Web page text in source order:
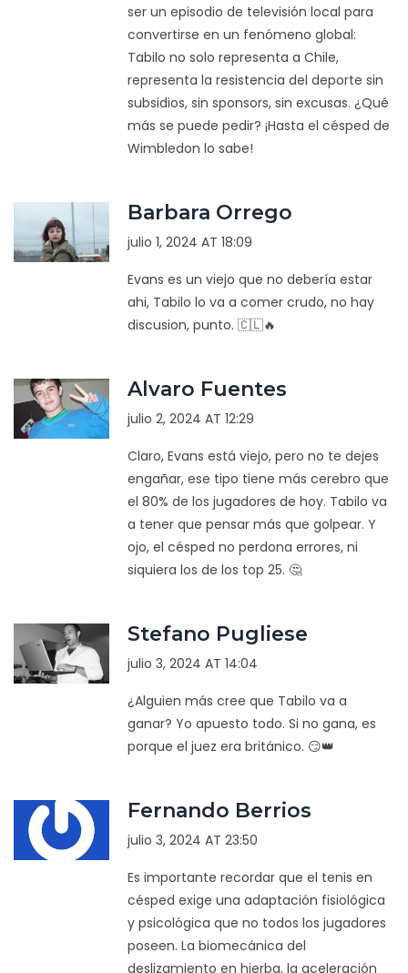
ser un episodio de televisión local para
convertirse en un fenómeno global:
Tabilo no solo representa a Chile,
representa la resistencia del deporte sin
subsidios, sin sponsors, sin excusas. ¿Qué
más se puede pedir? ¡Hasta el césped de
Wimbledon lo sabe!
Barbara Orrego
julio 1, 2024 AT 18:09
Evans es un viejo que no debería estar
ahi, Tabilo lo va a comer crudo, no hay
discusion, punto. 🇨🇱🔥
Alvaro Fuentes
julio 2, 2024 AT 12:29
Claro, Evans está viejo, pero no te dejes
engañar, ese tipo tiene más cerebro que
el 80% de los jugadores de hoy. Tabilo va
a tener que pensar más que golpear. Y
ojo, el césped no perdona errores, ni
siquiera los de los top 25. 🤔
Stefano Pugliese
julio 3, 2024 AT 14:04
¿Alguien más cree que Tabilo va a
ganar? Yo apuesto todo. Si no gana, es
porque el juez era británico. 😏👑
Fernando Berrios
julio 3, 2024 AT 23:50
Es importante recordar que el tenis en
césped exige una adaptación fisiológica
y psicológica que no todos los jugadores
poseen. La biomecánica del
deslizamiento en hierba, la aceleración